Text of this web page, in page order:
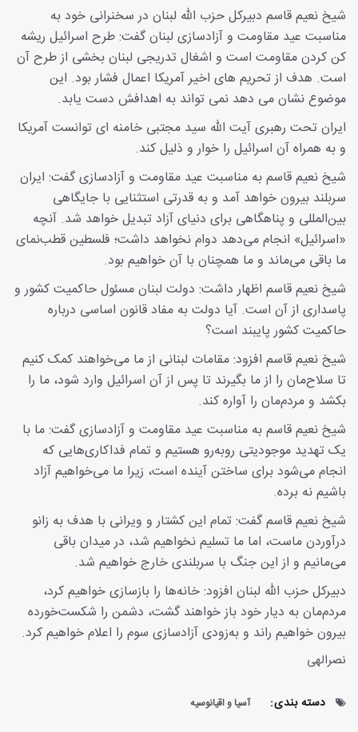
شیخ نعیم قاسم دبیرکل حزب الله لبنان در سخنرانی خود به
مناسبت عید مقاومت و آزادسازی لبنان گفت: طرح اسرائیل ریشه
کن کردن مقاومت است و اشغال تدریجی لبنان بخشی از طرح آن
است. هدف از تحریم های اخیر آمریکا اعمال فشار بود. این
موضوع نشان می دهد نمی تواند به اهدافش دست یابد.
ایران تحت رهبری آیت الله سید مجتبی خامنه ای توانست آمریکا
و به همراه آن اسرائیل را خوار و ذلیل کند.
شیخ نعیم قاسم به مناسبت عید مقاومت و آزادسازی گفت: ایران
سربلند بیرون خواهد آمد و به قدرتی استثنایی با جایگاهی
بین‌المللی و پناهگاهی برای دنیای آزاد تبدیل خواهد شد. آنچه
«اسرائیل» انجام می‌دهد دوام نخواهد داشت؛ فلسطین قطب‌نمای
ما باقی می‌ماند و ما همچنان با آن خواهیم بود.
شیخ نعیم قاسم اظهار داشت: دولت لبنان مسئول حاکمیت کشور و
پاسداری از آن است. آیا دولت به مفاد قانون اساسی درباره
حاکمیت کشور پایبند است؟
شیخ نعیم قاسم افزود: مقامات لبنانی از ما می‌خواهند کمک کنیم
تا سلاح‌مان را از ما بگیرند تا پس از آن اسرائیل وارد شود، ما را
بکشد و مردم‌مان را آواره کند.
شیخ نعیم قاسم به مناسبت عید مقاومت و آزادسازی گفت: ما با
یک تهدید موجودیتی روبه‌رو هستیم و تمام فداکاری‌هایی که
انجام می‌شود برای ساختن آینده است، زیرا ما می‌خواهیم آزاد
باشیم نه برده.
شیخ نعیم قاسم گفت: تمام این کشتار و ویرانی با هدف به زانو
درآوردن ماست، اما ما تسلیم نخواهیم شد، در میدان باقی
می‌مانیم و از این جنگ با سربلندی خارج خواهیم شد.
دبیرکل حزب الله لبنان افزود: خانه‌ها را بازسازی خواهیم کرد،
مردم‌مان به دیار خود باز خواهند گشت، دشمن را شکست‌خورده
بیرون خواهیم راند و به‌زودی آزادسازی سوم را اعلام خواهیم کرد.
نصرالهی
دسته بندی: آسیا و اقیانوسیه